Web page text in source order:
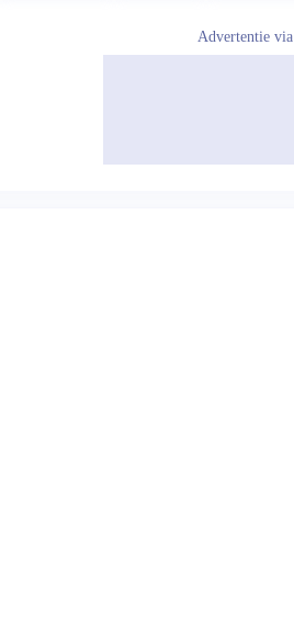
Advertentie via